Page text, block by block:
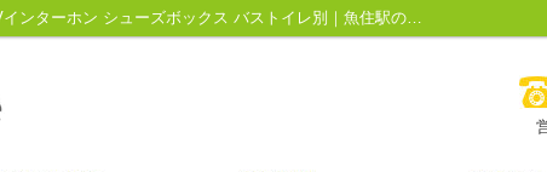
ファミールS101｜クロゼット 敷金不要 TVインターホン シューズボックス バストイレ別｜魚住駅の賃貸｜リンクホームへ